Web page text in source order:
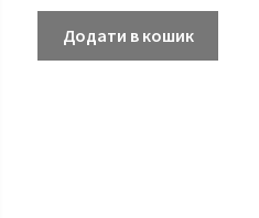
Додати в кошик